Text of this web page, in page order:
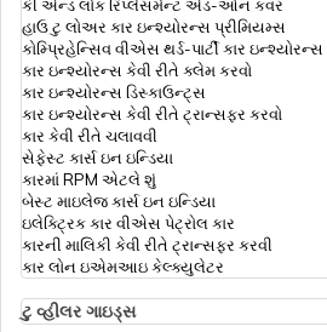
કી એન્ડ લોક રિપ્લેસમેન્ટ એડ-ઓન કવર
હાઉ ટુ લોઅર કાર ઇન્શ્યોરન્સ પ્રીમિયમ્સ
કોમ્પ્રિહેન્સિવ વીએસ થર્ડ-પાર્ટી કાર ઇન્શ્યોરન્સ
કાર ઇન્શ્યોરન્સ કેવી રીતે ક્લેમ કરવો
કાર ઇન્શ્યોરન્સ ડિસ્કાઉન્ટ્સ
કાર ઇન્શ્યોરન્સ કેવી રીતે ટ્રાન્સફર કરવો
કાર કેવી રીતે ચલાવવી
સેફેસ્ટ કાર્સ ઇન ઇન્ડિયા
કારમાં RPM એટલે શું
બેસ્ટ માઇલેજ કાર્સ ઇન ઇન્ડિયા
ઇલેક્ટ્રિક કાર વીએસ પેટ્રોલ કાર
કારની માલિકી કેવી રીતે ટ્રાન્સફર કરવી
કાર લોન ઇએમઆઇ કેલ્ક્યુલેટર
ટુ વ્હીલર ગાઇડ્સ